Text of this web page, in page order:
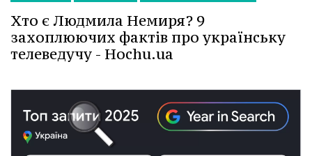
Хто є Людмила Немиря? 9
захоплюючих фактів про українську
телеведучу - Hochu.ua